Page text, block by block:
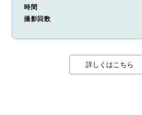
時間
撮影回数
詳しくはこちら